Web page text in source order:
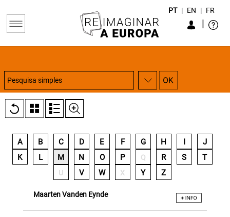
|
PT | EN | FR
A B C D E F G H
J
K
L M N O P Q R S T
U V W X Y Z
Maarten Vanden Eynde